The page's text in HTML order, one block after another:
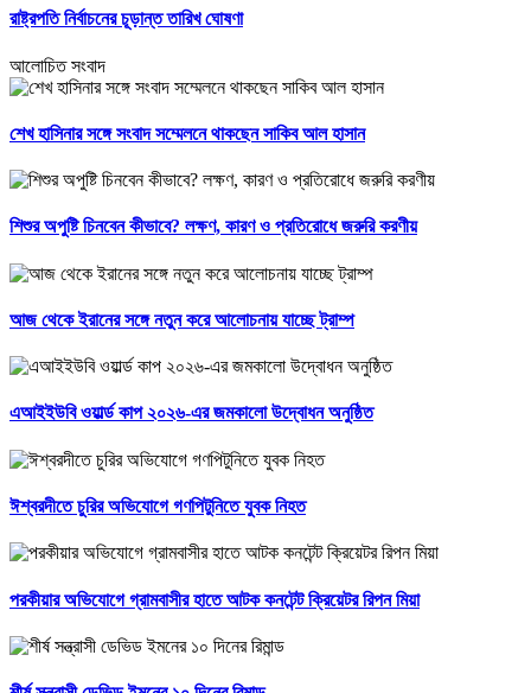
রাষ্ট্রপতি নির্বাচনের চূড়ান্ত তারিখ ঘোষণা
আলোচিত সংবাদ
শেখ হাসিনার সঙ্গে সংবাদ সম্মেলনে থাকছেন সাকিব আল হাসান
শিশুর অপুষ্টি চিনবেন কীভাবে? লক্ষণ, কারণ ও প্রতিরোধে জরুরি করণীয়
আজ থেকে ইরানের সঙ্গে নতুন করে আলোচনায় যাচ্ছে ট্রাম্প
এআইইউবি ওয়ার্ল্ড কাপ ২০২৬-এর জমকালো উদ্বোধন অনুষ্ঠিত
ঈশ্বরদীতে চুরির অভিযোগে গণপিটুনিতে যুবক নিহত
পরকীয়ার অভিযোগে গ্রামবাসীর হাতে আটক কনটেন্ট ক্রিয়েটর রিপন মিয়া